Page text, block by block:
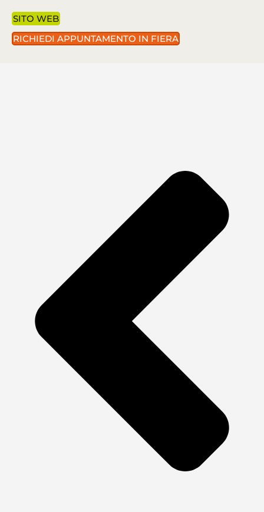
SITO WEB
RICHIEDI APPUNTAMENTO IN FIERA